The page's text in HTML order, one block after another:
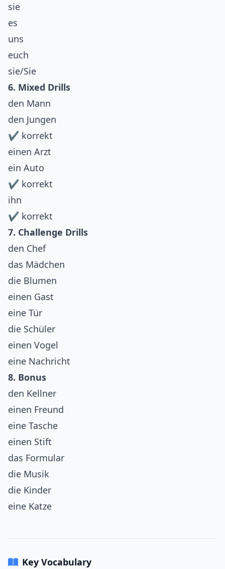
sie
es
uns
euch
sie/Sie
6. Mixed Drills
den Mann
den Jungen
✔ korrekt
einen Arzt
ein Auto
✔ korrekt
ihn
✔ korrekt
7. Challenge Drills
den Chef
das Mädchen
die Blumen
einen Gast
eine Tür
die Schüler
einen Vogel
eine Nachricht
8. Bonus
den Kellner
einen Freund
eine Tasche
einen Stift
das Formular
die Musik
die Kinder
eine Katze
Key Vocabulary